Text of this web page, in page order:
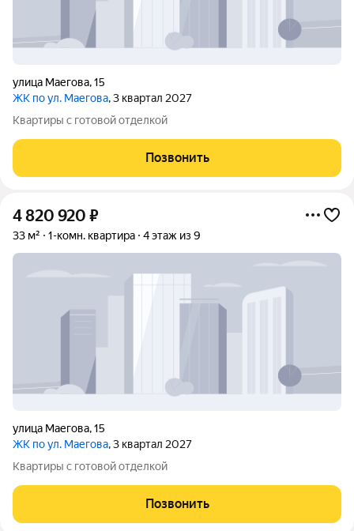
улица Маегова,15
ЖК по ул. Маегова, 3 квартал 2027
Квартиры с готовой отделкой
Позвонить
4 820 920 ₽
33 м² 1-комн. квартира 4 этаж из 9
улица Маегова,15
ЖК по ул. Маегова, 3 квартал 2027
Квартиры с готовой отделкой
Позвонить